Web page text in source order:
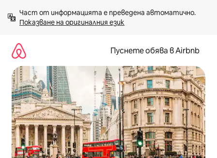
към
съдържанието
Показване на оригиналния език
Пуснете обява в Airbnb